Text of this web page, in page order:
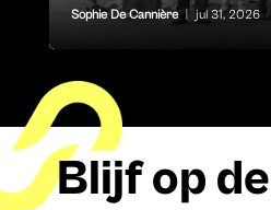
Sophie De Cannière | jul 31, 2026
Blijf op